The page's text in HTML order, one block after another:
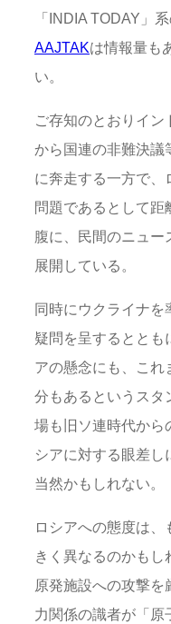
「INDIA TODAY」
AAJTAKは情報量も
い。
ご存知のとおりイン
から国連の非難決議
に奔走する一方で、
問題であるとして距
腹に、民間のニュー
展開している。
同時にウクライナを
疑問を呈するととも
アの懸念にも、これ
分もあるというスタ
場も旧ソ連時代から
シアに対する眼差し
当然かもしれない。
ロシアへの態度は
きく異なるのかも
原発施設への攻撃を
力関係の識者が「原